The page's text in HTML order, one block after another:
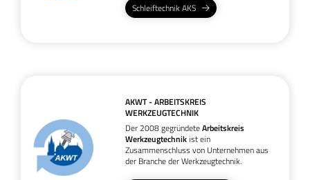
Schleiftechnik AKS
AKWT - ARBEITSKREIS
WERKZEUGTECHNIK
Der 2008 gegründeteArbeitskreis
Werkzeugtechnikist ein
Zusammenschluss von Unternehmen aus
der Branche der Werkzeugtechnik.